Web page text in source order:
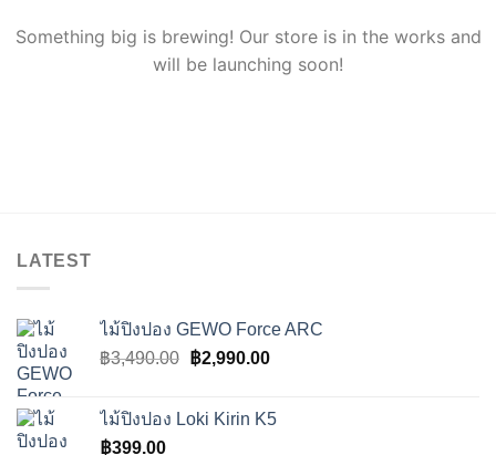
Something big is brewing! Our store is in the works and
will be launching soon!
LATEST
ไม้ปิงปอง GEWO Force ARC
฿3,490.00 Original
฿3,490.00.
฿2,990.00Current
฿2,990.00.
ไม้ปิงปอง Loki Kirin K5
฿399.00